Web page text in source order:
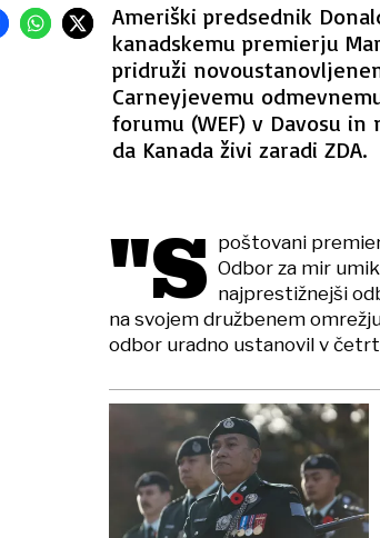
Ameriški predsednik
kanadskemu premierju
pridruži
Carneyjevemu
forumu (WEF) v Davosu
da Kanada živi zaradi ZDA.
"S poštovani
Odbor za mir
najprestižnejši
na svojem družbenem
odbor uradno ustanovil v